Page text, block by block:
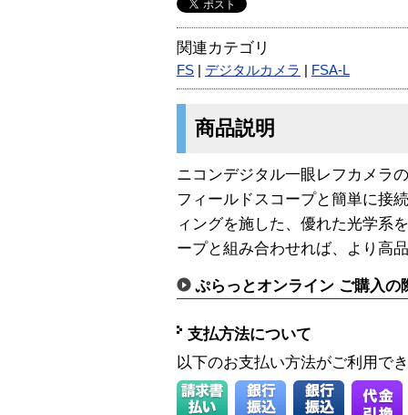
関連カテゴリ
FS デジタルカメラ FSA-L
商品説明
ニコンデジタル一眼レフカメラ
フィールドスコープと簡単に接
ィングを施した、優れた光学系
ープと組み合わせれば、より高
ぷらっとオンライン ご購入の
支払方法について
以下のお支払い方法がご利用で